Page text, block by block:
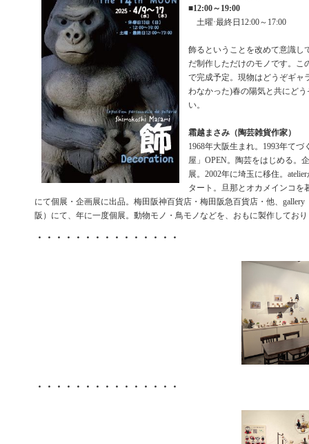
■12:00～19:00
土曜·最終日12:00～17:00
飾るということを改めて意識し
だ制作しただけのモノです。こ
で完成予定。現物はどうぞギャ
わなかった)春の陽気と共にど
い。
霜越まさみ（陶芸雑貨作家）
1968年大阪生まれ。1993年てづ
屋」OPEN。陶芸をはじめる。
展。2002年に埼玉に移住。
タート。旦那とオカメインコを
にて個展・企画展に出品。梅田阪神百貨店・梅田阪急百貨店・他、gallery
阪）にて、年に一度個展。動物モノ・鳥モノなどを、おもに製作してお
・・・・・・・・・・・・・・・
・・・・・・・・・・・・・・・